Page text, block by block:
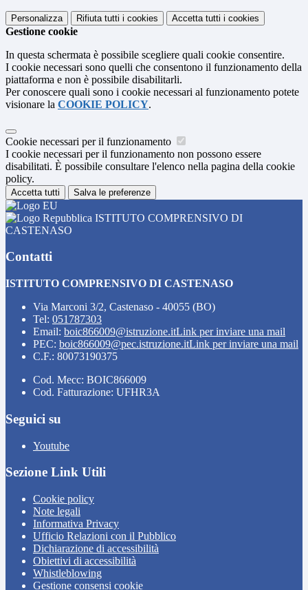
Personalizza Rifiuta tutti i cookies Accetta tutti i cookies
Gestione cookie
In questa schermata è possibile scegliere quali cookie consentire.
I cookie necessari sono quelli che consentono il funzionamento della
piattaforma e non è possibile disabilitarli.
Per conoscere quali sono i cookie necessari al funzionamento potete
visionare la COOKIE POLICY.
Cookie necessari per il funzionamento
I cookie necessari per il funzionamento non possono essere
disabilitati. È possibile consultare l'elenco nella pagina della cookie
policy.
Accetta tutti Salva le preferenze
ISTITUTO COMPRENSIVO DI
CASTENASO
Contatti
ISTITUTO COMPRENSIVO DI CASTENASO
Via Marconi 3/2, Castenaso - 40055 (BO)
Tel: 051787303
Email: boic866009@istruzione.itLink per inviare una mail
PEC: boic866009@pec.istruzione.itLink per inviare una mail
C.F.: 80073190375
Cod. Mecc: BOIC866009
Cod. Fatturazione: UFHR3A
Seguici su
Youtube
Sezione Link Utili
Cookie policy
Note legali
Informativa Privacy
Ufficio Relazioni con il Pubblico
Dichiarazione di accessibilità
Obiettivi di accessibilità
Whistleblowing
Gestione consensi cookie